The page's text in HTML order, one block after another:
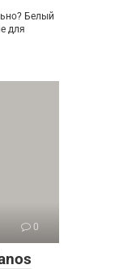
Белый
для
0